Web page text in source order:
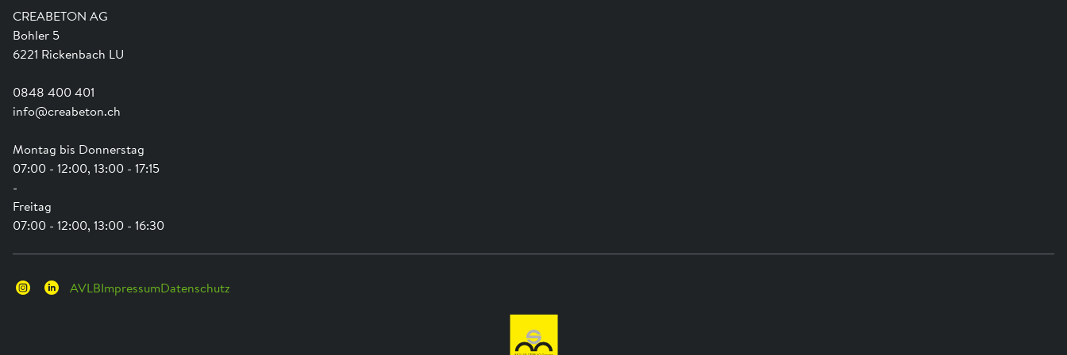
CREABETON AG
Bohler 5
6221 Rickenbach LU
0848 400 401
info@creabeton.ch
Montag bis Donnerstag
07:00 - 12:00, 13:00 - 17:15
-
Freitag
07:00 - 12:00, 13:00 - 16:30
Ausbildung
Shop Hilfe
Anwendungsunterstützung
Newsletter
Engagement
Swissness
Schwammstadt
AVLBImpressumDatenschutz